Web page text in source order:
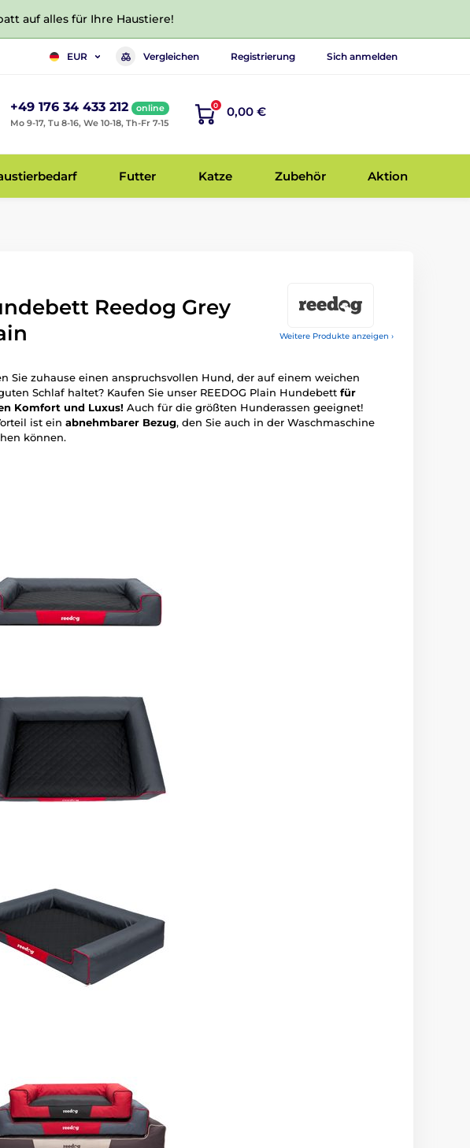
auf alles für Ihre Haustiere!
EUR Vergleichen Registrierung Sich anmelden
+49 176 34 433 212
online
Mo 9-17, Tu 8-16, We 10-18, Th-Fr 7-15
0 0,00 €
Futter Katze Zubehör Aktion
Weitere Produkte anzeigen ›
Reedog Grey
Sie zuhause einen anspruchsvollen Hund, der auf einem weichen
Schlaf haltet? Kaufen Sie unser REEDOG Plain Hundebett für
Komfort und Luxus! Auch für die größten Hunderassen geeignet!
ist ein abnehmbarer Bezug, den Sie auch in der Waschmaschine
können.